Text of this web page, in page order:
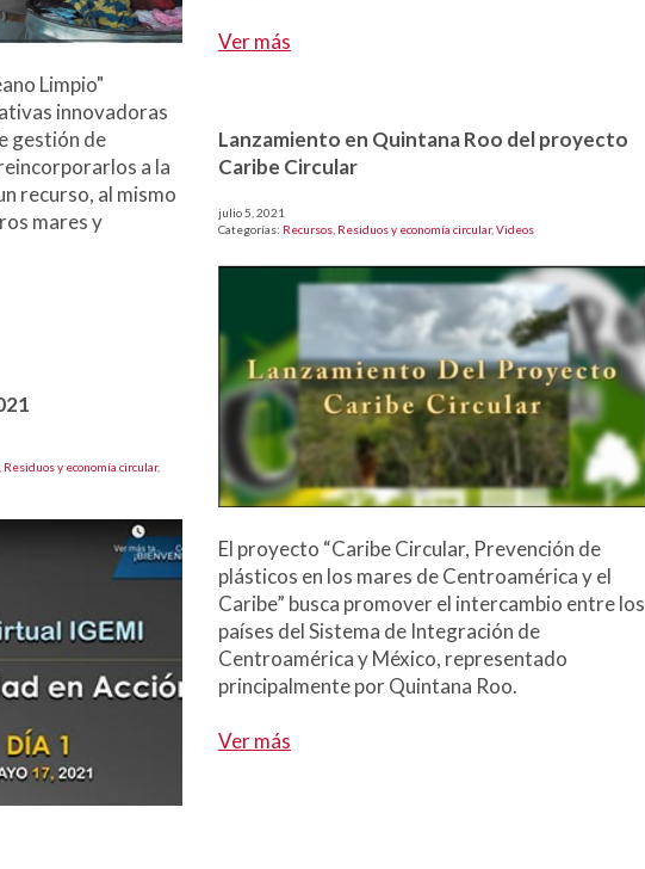
Ver más
Limpio"
innovadoras
gestión de
a la
recurso, al mismo
mares y
Lanzamiento en Quintana Roo del proyecto
Caribe Circular
julio 5, 2021
Categorías: Recursos, Residuos y economía circular, Videos
El proyecto “Caribe Circular, Prevención de
plásticos en los mares de Centroamérica y el
Caribe” busca promover el intercambio entre los
países del Sistema de Integración de
Centroamérica y México, representado
principalmente por Quintana Roo.
Ver más
Residuos y economía circular,